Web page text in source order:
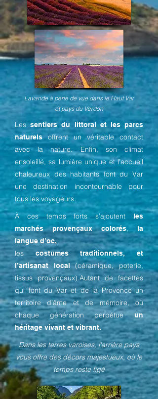
Lavande à perte de vue dans le Haut Var
et pays du Verdon
Lessentiers du littoral et les parcs
naturelsoffrent un véritable contact
avec la nature. Enfin, son climat
ensoleillé, sa lumière unique et l’accueil
chaleureux des habitants font du Var
une destination incontournable pour
tous les voyageurs.
À ces temps forts s’ajoutent
les
marchés provençaux colorés,
la
langue d’oc,
lescostumes traditionnels, et
l’artisanat local(céramique, poterie,
tissus provençaux).Autant de facettes
qui font du Var et de la Provence un
territoire d’âme et de mémoire, où
chaque génération perpétueun
héritage vivant et vibrant.
Dans les terres varoises, l'arrière pays
vous offre des décors majestueux, où le
temps reste figé